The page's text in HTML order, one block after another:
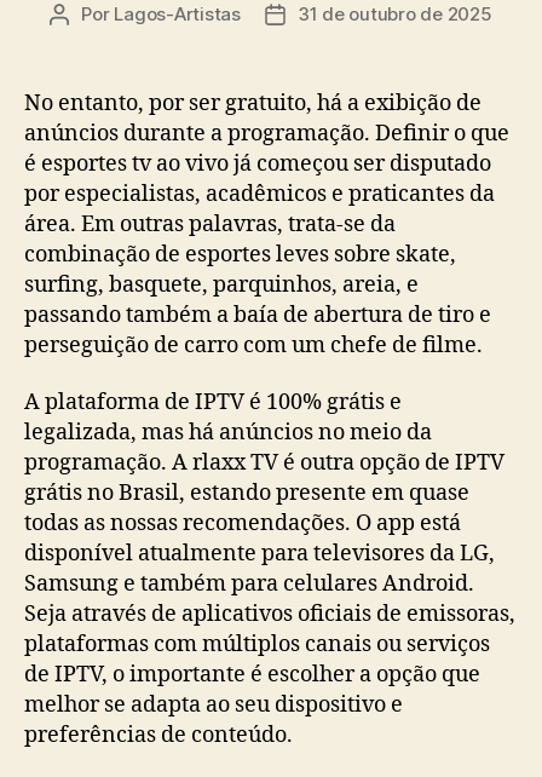
Autor
Por Lagos-Artistas
Data31 de outubro de 2025
No entanto, por ser gratuito, há a exibição de
anúncios durante a programação. Definir o que
é esportes tv ao vivo já começou ser disputado
por especialistas, acadêmicos e praticantes da
área. Em outras palavras, trata-se da
combinação de esportes leves sobre skate,
surfing, basquete, parquinhos, areia, e
passando também a baía de abertura de tiro e
perseguição de carro com um chefe de filme.
A plataforma de IPTV é 100% grátis e
legalizada, mas há anúncios no meio da
programação. A rlaxx TV é outra opção de IPTV
grátis no Brasil, estando presente em quase
todas as nossas recomendações. O app está
disponível atualmente para televisores da LG,
Samsung e também para celulares Android.
Seja através de aplicativos oficiais de emissoras,
plataformas com múltiplos canais ou serviços
de IPTV, o importante é escolher a opção que
melhor se adapta ao seu dispositivo e
preferências de conteúdo.